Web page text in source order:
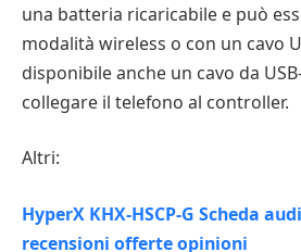
una batteria ricaricabile e può
modalità wireless o con un cavo
disponibile anche un cavo da
collegare il telefono al controller.
Altri:
HyperX KHX-HSCP-G Scheda
recensioni offerte opinioni